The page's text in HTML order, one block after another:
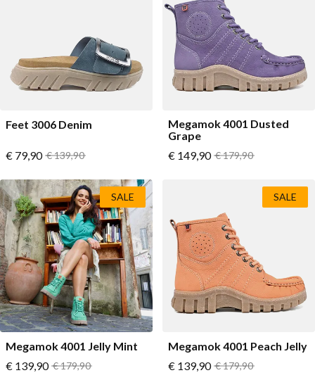
Sandalen
Loafers
Veterlaarsjes
Workerboots
Enkellaarsjes met rits
Chelseaboots
Hakken
Laarzen
MAG Iconen
Feet 3006 Denim
Vanaf
€ 79,90 Normale prijs
€ 139,90
Megamok 4001 Dusted
Grape
Vanaf
€ 149,90 Normale prijs
€ 179,90
Megamok 4001 Jelly Mint
Vanaf
€ 139,90 Normale prijs
€ 179,90
SALE
Megamok 4001 Peach Jelly
Vanaf
€ 139,90 Normale prijs
€ 179,90
SALE